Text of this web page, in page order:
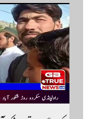
افضل روندو